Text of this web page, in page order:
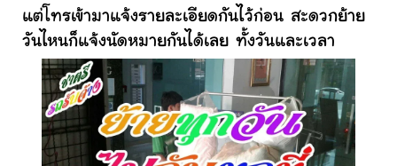
แต่โทรเข้ามาแจ้งรายละเอียดกันไว้ก่อน สะดวกย้าย
วันไหนก็แจ้งนัดหมายกันได้เลย ทั้งวันและเวลา